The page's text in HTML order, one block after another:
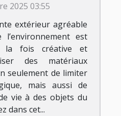
2025 03:55
extérieur agréable
est
la fois créative et
des matériaux
seulement de limiter
mais aussi de
vie à des objets du
dans cet...